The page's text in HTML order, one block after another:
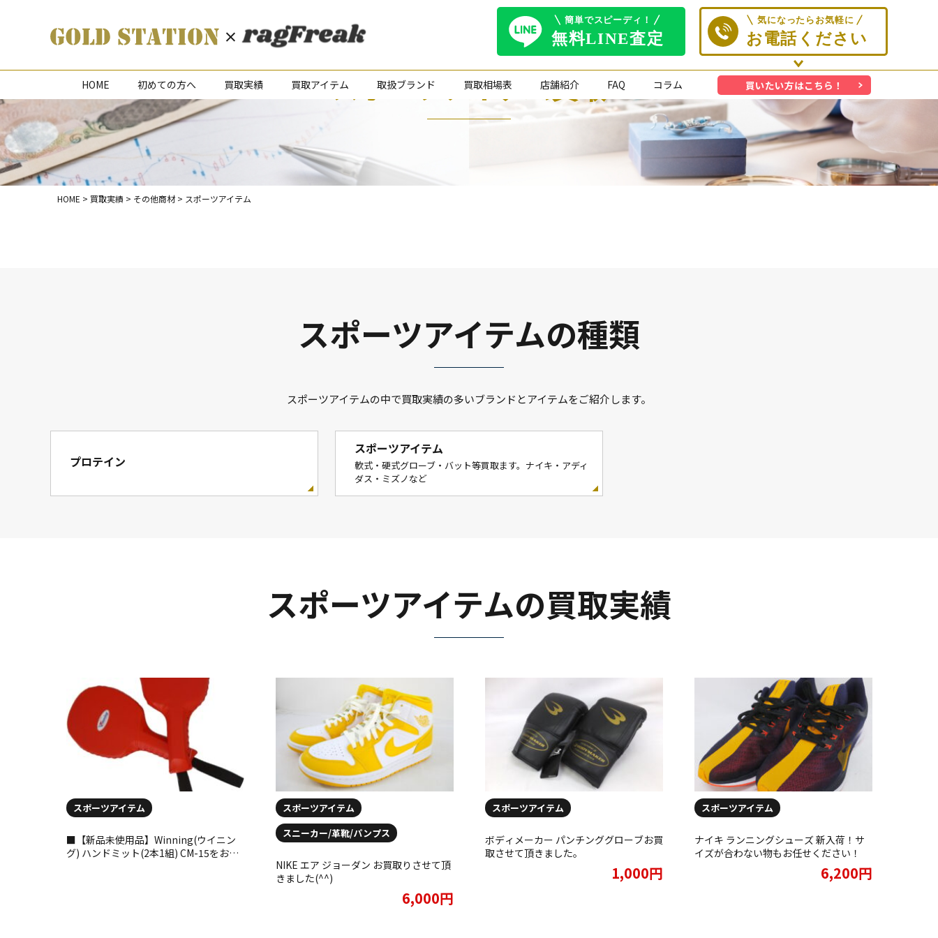
HOME 初めての方へ 買取実績 買取アイテム 取扱ブランド 買取相場表 店舗紹介 FAQ コラム 買いたい方はこちら！
スポーツアイテム買取
HOME > 買取実績 > その他商材> スポーツアイテム
スポーツアイテムの種類
スポーツアイテムの中で買取実績の多いブランドとアイテムをご紹介します。
プロテイン
スポーツアイテム
軟式・硬式グローブ・バット等買取ます。ナイキ・アディ
ダス・ミズノなど
スポーツアイテムの買取実績
スポーツアイテム
■【新品未使用品】Winning(ウイニン
グ) ハンドミット(2本1組) CM-15をお買
スポーツアイテム
スニーカー/革靴/パンプス
NIKE エア ジョーダン お買取りさせて頂
きました(^^)
6,000円
スポーツアイテム
ボディメーカー パンチンググローブお買
取させて頂きました。
1,000円
スポーツアイテム
ナイキ ランニングシューズ 新入荷！サ
イズが合わない物もお任せください！
6,200円